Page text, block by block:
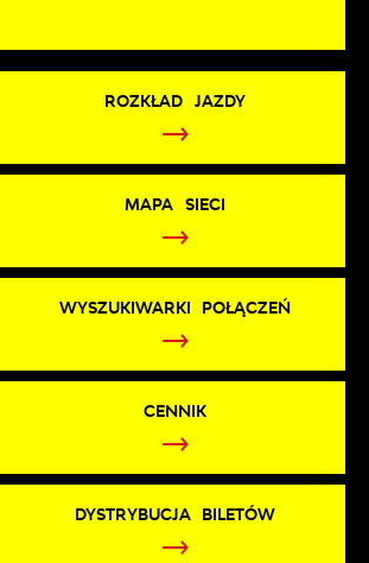
ROZKŁAD JAZDY
MAPA SIECI
WYSZUKIWARKI POŁĄCZEŃ
CENNIK
DYSTRYBUCJA BILETÓW